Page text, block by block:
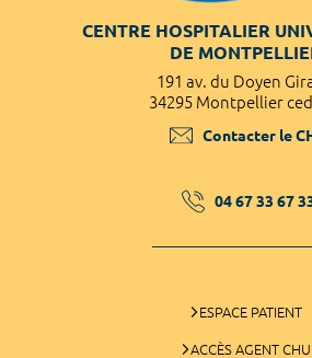
CENTRE HOSPITALIER
DE
191 av. du Doyen
34295 Montpellier
Contacter le
04 67 33 67
ESPACE PATIENT
ACCÈS AGENT CHU